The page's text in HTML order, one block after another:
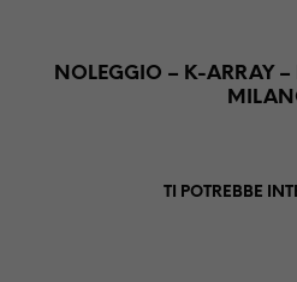
NOLEGGIO – K-ARRAY –
TI POTREBBE